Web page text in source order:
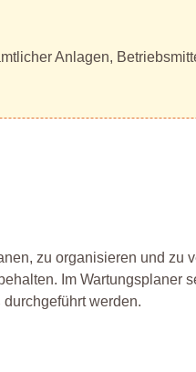
Anlagen,
zu organisieren und zu
Im Wartungsplaner
werden.